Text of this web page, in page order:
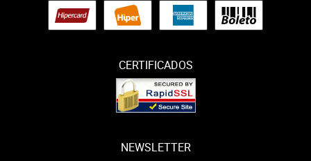
CERTIFICADOS
NEWSLETTER